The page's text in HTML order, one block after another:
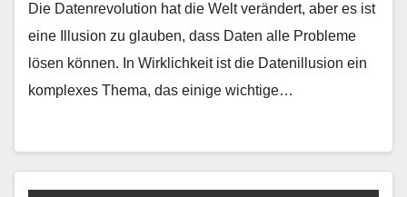
Die Datenrevolution hat die Welt verändert, aber es ist
eine Illusion zu glauben, dass Daten alle Probleme
lösen können. In Wirklichkeit ist die Datenillusion ein
komplexes Thema, das einige wichtige…